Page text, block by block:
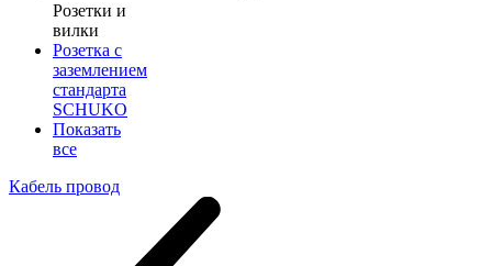
Розетки и
вилки
Розетка с
заземлением
стандарта
SCHUKO
Показать
все
Кабель провод